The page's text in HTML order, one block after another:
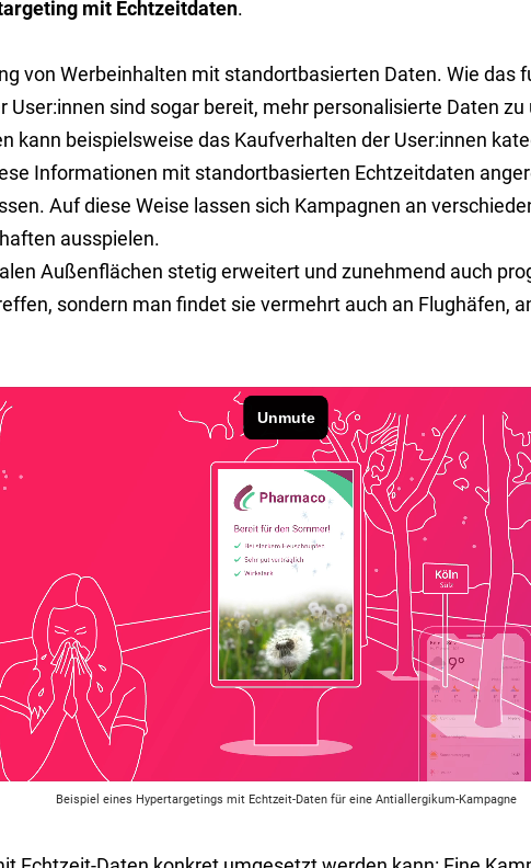
mit Echtzeitdaten.
von Werbeinhalten mit standortbasierten Daten. Wie
User:innen sind sogar bereit, mehr personalisierte Daten
kann beispielsweise das Kaufverhalten der User:innen
Informationen mit standortbasierten Echtzeitdaten
Auf diese Weise lassen sich Kampagnen an
ausspielen.
Außenflächen stetig erweitert und zunehmend auch
sondern man findet sie vermehrt auch an Flughäfen,
Beispiel eines Hypertargetings mit Echtzeit-Daten für eine Antiallergikum-Kampagne